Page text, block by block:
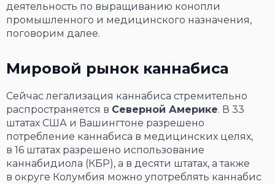
деятельность по выращиванию конопли
промышленного и медицинского назначения,
поговорим далее.
Мировой рынок каннабиса
Сейчас легализация каннабиса стремительно
распространяется в Северной Америке. В 33
штатах США и Вашингтоне разрешено
потребление каннабиса в медицинских целях,
в 16 штатах разрешено использование
каннабидиола (КБР), а в десяти штатах, а также
в округе Колумбия можно употреблять каннабис